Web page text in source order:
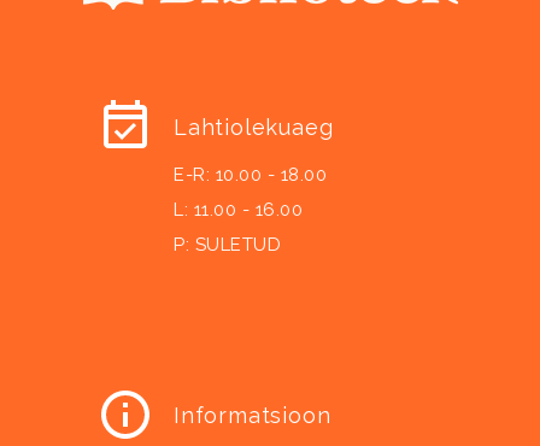
Lahtiolekuaeg
E-R: 10.00 - 18.00
L: 11.00 - 16.00
P: SULETUD
Informatsioon